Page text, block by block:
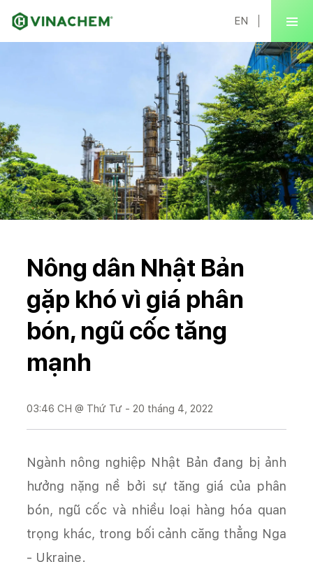
EN
Nông dân Nhật Bản
gặp khó vì giá phân
bón, ngũ cốc tăng
mạnh
03:46 CH @ Thứ Tư - 20 tháng 4, 2022
Ngành nông nghiệp Nhật Bản đang bị ảnh
hưởng nặng nề bởi sự tăng giá của phân
bón, ngũ cốc và nhiều loại hàng hóa quan
trọng khác, trong bối cảnh căng thẳng Nga
- Ukraine.